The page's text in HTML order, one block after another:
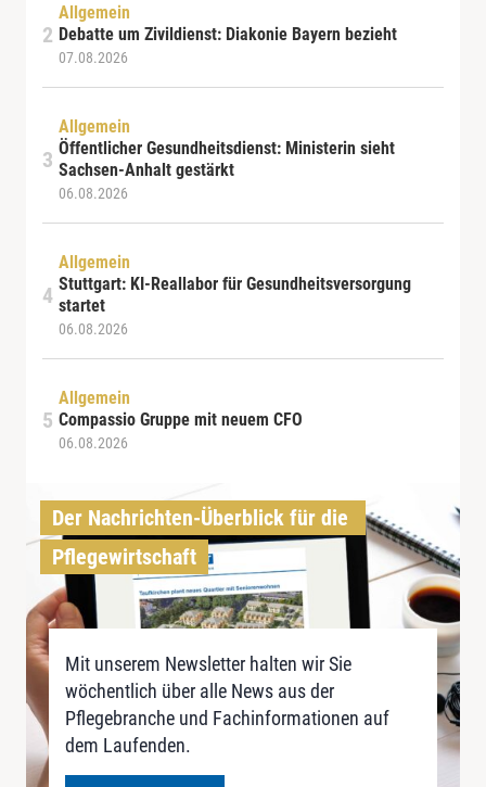
Allgemein
Debatte um Zivildienst: Diakonie Bayern bezieht
07.08.2026
Allgemein
Öffentlicher Gesundheitsdienst: Ministerin sieht
Sachsen-Anhalt gestärkt
06.08.2026
Allgemein
Stuttgart: KI-Reallabor für Gesundheitsversorgung
startet
06.08.2026
Allgemein
Compassio Gruppe mit neuem CFO
06.08.2026
Der Nachrichten-Überblick für die
Pflegewirtschaft
Mit unserem Newsletter halten wir Sie
wöchentlich über alle News aus der
Pflegebranche und Fachinformationen auf
dem Laufenden.